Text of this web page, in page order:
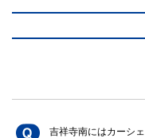
吉祥寺南にはカーシ